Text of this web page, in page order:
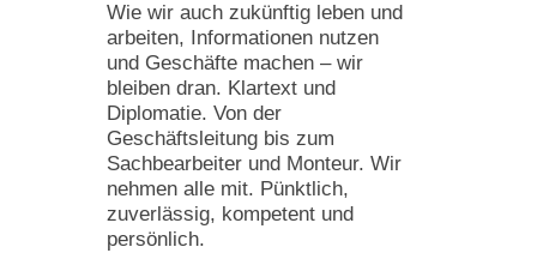
Wie wir auch zukünftig leben und
arbeiten, Informationen nutzen
und Geschäfte machen – wir
bleiben dran. Klartext und
Diplomatie. Von der
Geschäftsleitung bis zum
Sachbearbeiter und Monteur. Wir
nehmen alle mit. Pünktlich,
zuverlässig, kompetent und
persönlich.